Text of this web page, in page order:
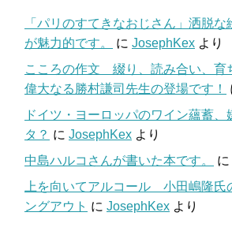
「パリのすてきなおじさん」洒脱
が魅力的です。
に JosephKex より
こころの作文 綴り、読み合い、育
偉大なる勝村謙司先生の登場です！
ドイツ・ヨーロッパのワイン蘊蓄、
タ？ に JosephKex より
中島ハルコさんが書いた本です。
に
上を向いてアルコール 小田嶋隆氏
ングアウト に JosephKex より